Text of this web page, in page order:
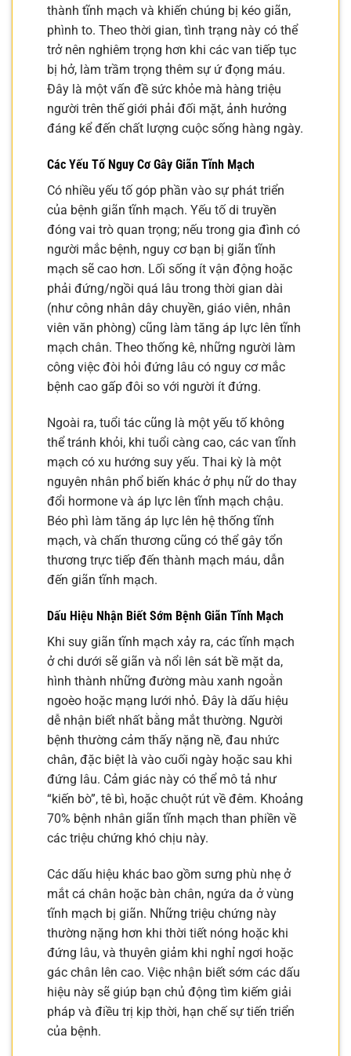
thành tĩnh mạch và khiến chúng bị kéo giãn,
phình to. Theo thời gian, tình trạng này có thể
trở nên nghiêm trọng hơn khi các van tiếp tục
bị hở, làm trầm trọng thêm sự ứ đọng máu.
Đây là một vấn đề sức khỏe mà hàng triệu
người trên thế giới phải đối mặt, ảnh hưởng
đáng kể đến chất lượng cuộc sống hàng ngày.
Các Yếu Tố Nguy Cơ Gây Giãn Tĩnh Mạch
Có nhiều yếu tố góp phần vào sự phát triển
của bệnh giãn tĩnh mạch. Yếu tố di truyền
đóng vai trò quan trọng; nếu trong gia đình có
người mắc bệnh, nguy cơ bạn bị giãn tĩnh
mạch sẽ cao hơn. Lối sống ít vận động hoặc
phải đứng/ngồi quá lâu trong thời gian dài
(như công nhân dây chuyền, giáo viên, nhân
viên văn phòng) cũng làm tăng áp lực lên tĩnh
mạch chân. Theo thống kê, những người làm
công việc đòi hỏi đứng lâu có nguy cơ mắc
bệnh cao gấp đôi so với người ít đứng.
Ngoài ra, tuổi tác cũng là một yếu tố không
thể tránh khỏi, khi tuổi càng cao, các van tĩnh
mạch có xu hướng suy yếu. Thai kỳ là một
nguyên nhân phổ biến khác ở phụ nữ do thay
đổi hormone và áp lực lên tĩnh mạch chậu.
Béo phì làm tăng áp lực lên hệ thống tĩnh
mạch, và chấn thương cũng có thể gây tổn
thương trực tiếp đến thành mạch máu, dẫn
đến giãn tĩnh mạch.
Dấu Hiệu Nhận Biết Sớm Bệnh Giãn Tĩnh Mạch
Khi suy giãn tĩnh mạch xảy ra, các tĩnh mạch
ở chi dưới sẽ giãn và nổi lên sát bề mặt da,
hình thành những đường màu xanh ngoằn
ngoèo hoặc mạng lưới nhỏ. Đây là dấu hiệu
dễ nhận biết nhất bằng mắt thường. Người
bệnh thường cảm thấy nặng nề, đau nhức
chân, đặc biệt là vào cuối ngày hoặc sau khi
đứng lâu. Cảm giác này có thể mô tả như
“kiến bò”, tê bì, hoặc chuột rút về đêm. Khoảng
70% bệnh nhân giãn tĩnh mạch than phiền về
các triệu chứng khó chịu này.
Các dấu hiệu khác bao gồm sưng phù nhẹ ở
mắt cá chân hoặc bàn chân, ngứa da ở vùng
tĩnh mạch bị giãn. Những triệu chứng này
thường nặng hơn khi thời tiết nóng hoặc khi
đứng lâu, và thuyên giảm khi nghỉ ngơi hoặc
gác chân lên cao. Việc nhận biết sớm các dấu
hiệu này sẽ giúp bạn chủ động tìm kiếm giải
pháp và điều trị kịp thời, hạn chế sự tiến triển
của bệnh.